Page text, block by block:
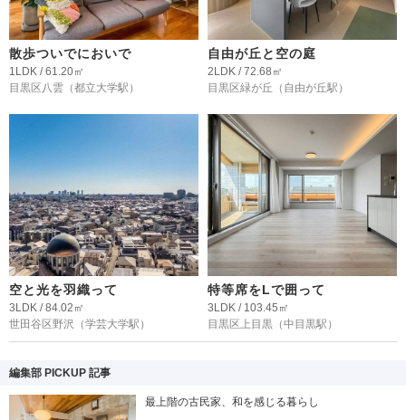
散歩ついでにおいで
1LDK / 61.20㎡
目黒区八雲 （都立大学駅）
自由が丘と空の庭
2LDK / 72.68㎡
目黒区緑が丘 （自由が丘駅）
空と光を羽織って
3LDK / 84.02㎡
世田谷区野沢 （学芸大学駅）
特等席をLで囲って
3LDK / 103.45㎡
目黒区上目黒 （中目黒駅）
編集部 PICKUP 記事
最上階の古民家、和を感じる暮らし